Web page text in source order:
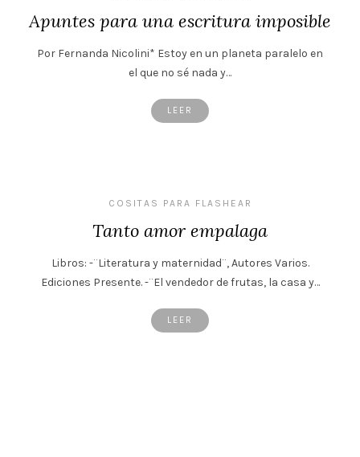
Apuntes para una escritura imposible
Por Fernanda Nicolini* Estoy en un planeta paralelo en
el que no sé nada y…
LEER
COSITAS PARA FLASHEAR
Tanto amor empalaga
Libros: -¨Literatura y maternidad¨, Autores Varios.
Ediciones Presente. -¨El vendedor de frutas, la casa y…
LEER